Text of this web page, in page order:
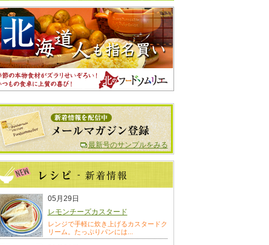
最新号のサンプルをみる
05月29日
レモンチーズカスタード
レンジで手軽に炊き上げるカスタードク
リーム。たっぷりパンには...